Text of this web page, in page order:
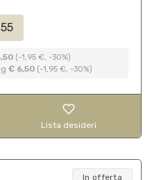
(-1,95 €, -30%)
€ 6,50 (-1,95 €, -30%)
Lista desideri
In offerta